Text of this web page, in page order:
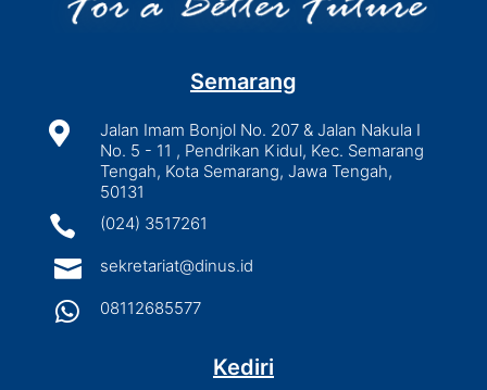
Semarang

Jalan Imam Bonjol No. 207 & Jalan Nakula I
No. 5 - 11 , Pendrikan Kidul, Kec. Semarang
Tengah, Kota Semarang, Jawa Tengah,
50131
 (024) 3517261
 sekretariat@dinus.id
 08112685577
Kediri